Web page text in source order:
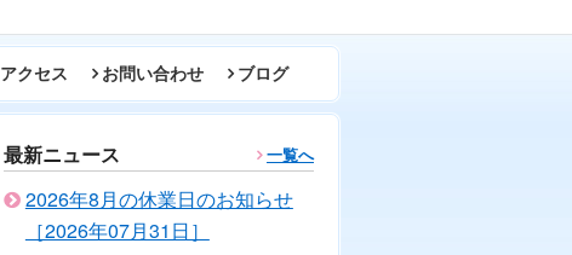
アクセス お問い合わせ ブログ
最新ニュース 一覧へ
2026年8月の休業日のお知らせ
［2026年07月31日］